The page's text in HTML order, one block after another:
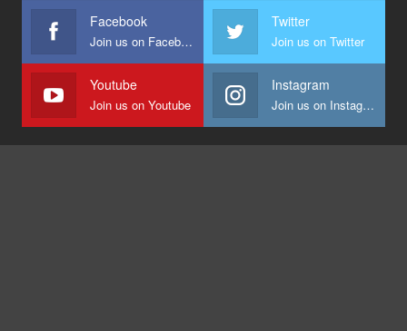
Facebook
Join us on Facebook
Twitter
Join us on Twitter
Youtube
Join us on Youtube
Instagram
Join us on Instagram